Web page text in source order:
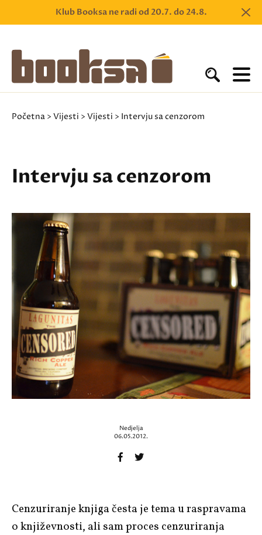
Klub Booksa ne radi od 20.7. do 24.8.
Početna > Vijesti > Vijesti > Intervju sa cenzorom
Intervju sa cenzorom
Nedjelja
06.05.2012.
Cenzuriranje knjiga česta je tema u raspravama
o književnosti, ali sam proces cenzuriranja